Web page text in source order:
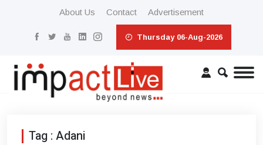
About Us Contact Advertisement
Thursday 06-Aug-2026
Tag : Adani